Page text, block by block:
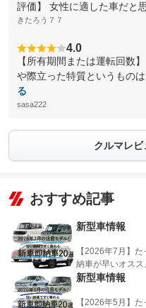
評価】 女性に適した車だと
きたろう７７
4.0
【所有期間または運転回数
や際立った特質というもの
る
sasa222
クルマレ
おすすめ記事
新型車情報
【2026年7月】
納車が早いオス
新型車情報
【2026年5月】